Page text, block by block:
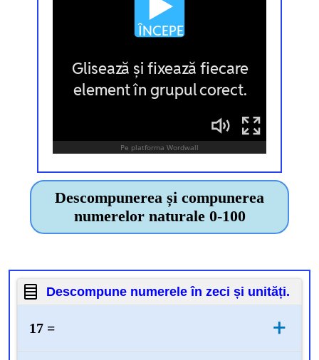
Descompunerea și compunerea
numerelor naturale 0-100
Descompune numerele în zeci și unități.
17 = +